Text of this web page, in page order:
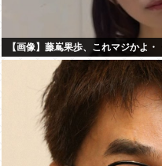
【画像】藤嶌果歩、これマジかよ・